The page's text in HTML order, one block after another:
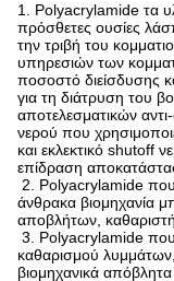
1. Polyacrylamide τα
πρόσθετες ουσίες
την τριβή του
υπηρεσιών των
ποσοστό διείσδυσης
για τη διάτρυση του
αποτελεσματικών
νερού που
και εκλεκτικό shutoff
επίδραση
2. Polyacrylamide που
άνθρακα βιομηχανία
αποβλήτων,
3. Polyacrylamide που
καθαρισμού
βιομηχανικά